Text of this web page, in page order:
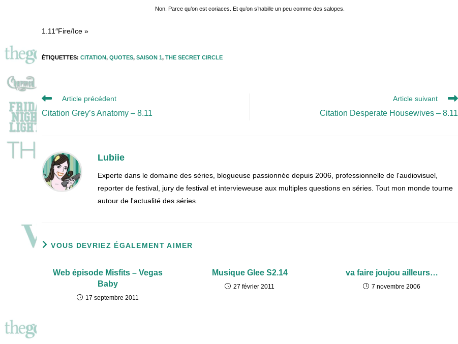
Non. Parce qu’on est coriaces. Et qu’on s’habille un peu comme des salopes.
1.11″Fire/Ice »
ÉTIQUETTES: CITATION, QUOTES, SAISON 1, THE SECRET CIRCLE
Read
articles
Article précédent
Citation Grey’s Anatomy – 8.11
Article suivant
Citation Desperate Housewives – 8.11
Lubiie
Experte dans le domaine des séries, blogueuse passionnée depuis 2006, professionnelle de l'audiovisuel,
reporter de festival, jury de festival et intervieweuse aux multiples questions en séries. Tout mon monde tourne
autour de l'actualité des séries.
VOUS DEVRIEZ ÉGALEMENT AIMER
Web épisode Misfits – Vegas
Baby
17 septembre 2011
Musique Glee S2.14
27 février 2011
va faire joujou ailleurs…
7 novembre 2006